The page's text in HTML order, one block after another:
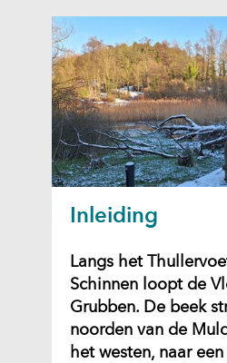
Inleiding
Langs het
Schinnen loopt de
Grubben. De beek
noorden van de
het westen, naar